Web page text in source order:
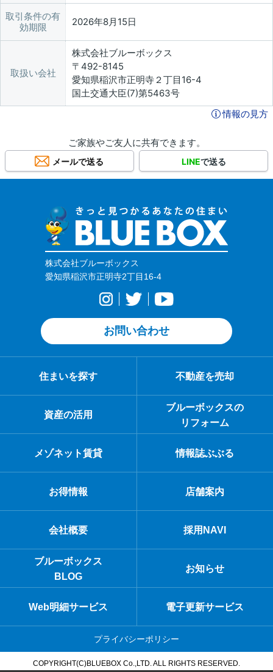
取引条件の有
効期限
2026年8月15日
取扱い会社
株式会社ブルーボックス
〒492-8145
愛知県稲沢市正明寺２丁目16-4
国土交通大臣(7)第5463号
情報の見方
ご家族やご友人に共有できます。
メールで送る LINEで送る
株式会社ブルーボックス
愛知県稲沢市正明寺2丁目16-4
お問い合わせ
住まいを探す 不動産を売却
資産の活用
ブルーボックスの
リフォーム
メゾネット賃貸 情報誌ぶぶる
お得情報 店舗案内
会社概要 採用NAVI
ブルーボックス
BLOG
お知らせ
Web明細サービス 電子更新サービス
プライバシーポリシー
COPYRIGHT(C)BLUEBOX Co.,LTD. ALL RIGHTS RESERVED.